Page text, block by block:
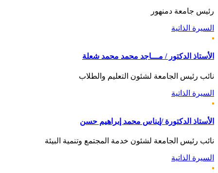
رئيس جامعة دمنهور
السيرة الذاتية
الأستاذ الدكتور / مـــاجد محمد محمد شعلة
نائب رئيس الجامعة لشئون التعليم والطلاب
السيرة الذاتية
الأستاذ الدكتورة /إيناس محمد إبراهيم حسن
نائب رئيس الجامعة لشئون خدمة المجتمع وتنمية البيئة
السيرة الذاتية